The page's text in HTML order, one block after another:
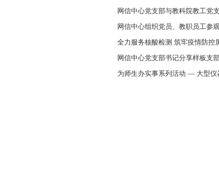
网信中心党支部与教科院教工党
网信中心组织党员、教职员工参
全力服务核酸检测 筑牢疫情防控
网信中心党支部书记分享样板支
为师生办实事系列活动 — 大型仪